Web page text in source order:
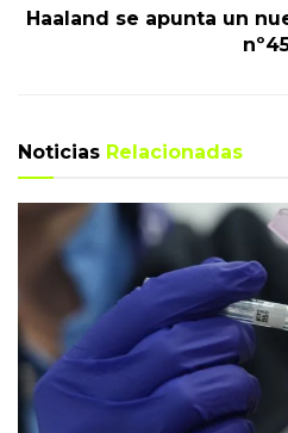
Haaland se apunta un
Noticias Relacionadas